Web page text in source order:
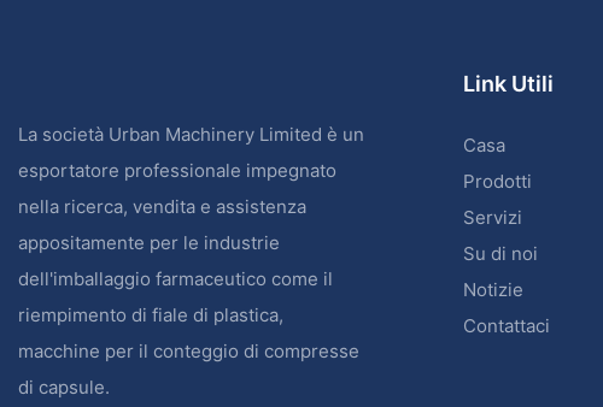
La società Urban Machinery Limited è un
esportatore professionale impegnato
nella ricerca, vendita e assistenza
appositamente per le industrie
dell'imballaggio farmaceutico come il
riempimento di fiale di plastica,
macchine per il conteggio di compresse
di capsule.
Link Utili
Casa
Prodotti
Servizi
Su di noi
Notizie
Contattaci